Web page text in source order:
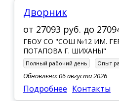
Дворник
от 27093 руб. до
ГБОУ СО "СОШ №12 ИМ.
ПОТАПОВА Г. ШИХАНЫ"
Полный рабочий день Опыт
Обновлено: 06 августа 2026
Подробнее Контакты